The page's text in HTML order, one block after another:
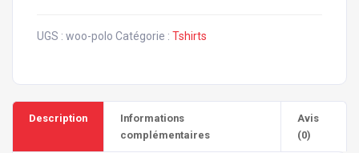
UGS : woo-polo Catégorie : Tshirts
Description
Informations
complémentaires
Avis
(0)